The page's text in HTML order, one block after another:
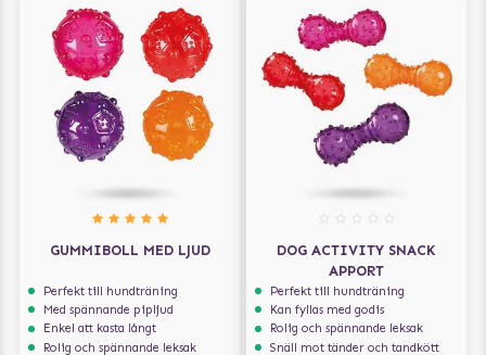
GUMMIBOLL MED LJUD
Perfekt till hundträning
Med spännande pipljud
Enkel att kasta långt
Rolig och spännande leksak
DOG ACTIVITY SNACK
APPORT
Perfekt till hundträning
Kan fyllas med godis
Rolig och spännande leksak
Snäll mot tänder och tandkött